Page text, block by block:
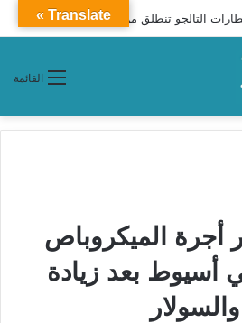
تعرف على مواعيدها.. قطارات التالجو تنطلق من الإسكندرية إلى القاهرة يوميًا
القائمة
أجرة الميكروباص
أسيوط بعد زيادة
Translate »